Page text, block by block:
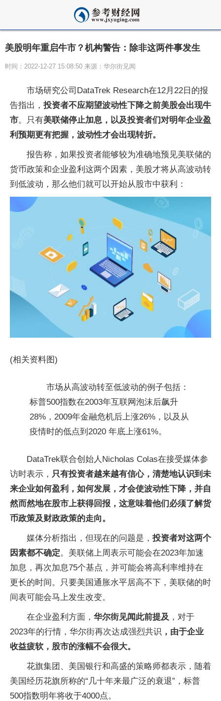
美股明年重启牛市？机构警告：除非这两件事发生
时间：2022-12-27 15:08:50 来源：华尔街见闻
市场研究公司DataTrek Research在12月22日的报
告指出， 投资者不应期望波动性下降之前美股会出现牛
市。只有美联储停止加息，以及投资者们对明年企业盈
利预期更有把握，波动性才会出现转折。
报告称，如果投资者能够较为准确地预见美联储的
货币政策和企业盈利这两个因素，美股才将从高波动转
到低波动，那么他们就可以开始从股市中获利：
(相关资料图)
市场从高波动转至低波动的例子包括：
标普500指数在2003年互联网泡沫后飙升
28%，2009年金融危机后上涨26%，以及从
疫情时的低点到2020 年底上涨61%。
DataTrek联合创始人Nicholas Colas在接受媒体参
访时表示， 只有投资者越来越有信心，清楚地认识到未
来企业如何盈利，如何发展，才会使波动性下降，并自
然而然地在股市上获得回报，这意味着他们必须了解货
币政策及财政政策的走向。
媒体分析指出，但现在的问题是， 投资者对这两个
因素都不确定。美联储上周表示可能会在2023年加速
加息，再次加息75个基点，并可能会将高利率维持在
更长的时间。只要美国通胀水平居高不下，美联储的时
间表可能会马上发生改变。
在企业盈利方面， 华尔街见闻此前提及 ，对于
2023年的行情，华尔街再次达成强烈共识 ，由于企业
收益疲软，股市的涨幅不会很大。
花旗集团、美国银行和高盛的策略师都表示，随着
美国经历花旗所称的“几十年来最广泛的衰退”，标普
500指数明年将收于4000点。